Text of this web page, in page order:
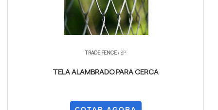
TRADE FENCE/ SP
TELA ALAMBRADO PARA CERCA